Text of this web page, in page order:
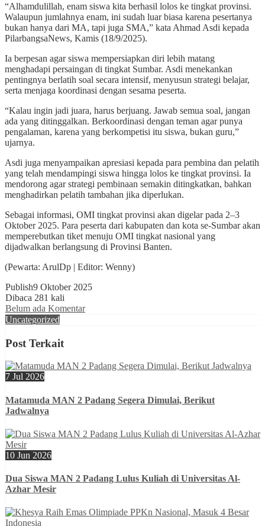
“Alhamdulillah, enam siswa kita berhasil lolos ke tingkat provinsi.
Walaupun jumlahnya enam, ini sudah luar biasa karena pesertanya
bukan hanya dari MA, tapi juga SMA,” kata Ahmad Asdi kepada
PilarbangsaNews, Kamis (18/9/2025).
Ia berpesan agar siswa mempersiapkan diri lebih matang
menghadapi persaingan di tingkat Sumbar. Asdi menekankan
pentingnya berlatih soal secara intensif, menyusun strategi belajar,
serta menjaga koordinasi dengan sesama peserta.
“Kalau ingin jadi juara, harus berjuang. Jawab semua soal, jangan
ada yang ditinggalkan. Berkoordinasi dengan teman agar punya
pengalaman, karena yang berkompetisi itu siswa, bukan guru,”
ujarnya.
Asdi juga menyampaikan apresiasi kepada para pembina dan pelatih
yang telah mendampingi siswa hingga lolos ke tingkat provinsi. Ia
mendorong agar strategi pembinaan semakin ditingkatkan, bahkan
menghadirkan pelatih tambahan jika diperlukan.
Sebagai informasi, OMI tingkat provinsi akan digelar pada 2–3
Oktober 2025. Para peserta dari kabupaten dan kota se-Sumbar akan
memperebutkan tiket menuju OMI tingkat nasional yang
dijadwalkan berlangsung di Provinsi Banten.
(Pewarta: ArulDp | Editor: Wenny)
Publish9 Oktober 2025
Dibaca 281 kali
Belum ada Komentar
Uncategorized
Post Terkait
7 Jul 2026
Matamuda MAN 2 Padang Segera Dimulai, Berikut
Jadwalnya
10 Jun 2026
Dua Siswa MAN 2 Padang Lulus Kuliah di Universitas Al-
Azhar Mesir